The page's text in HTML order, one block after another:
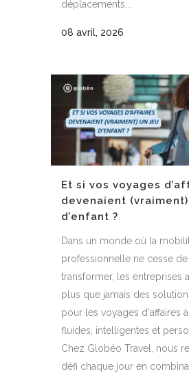
déplacements...
08 avril, 2026
Et si vos voyages
devenaient
d’enfant ?
Dans un monde où la
professionnelle ne cesse
transformer, les entreprises
plus que jamais des
pour les voyages d'affaires
fluides, intelligentes et
Chez Globéo Travel, nous
défi chaque jour en